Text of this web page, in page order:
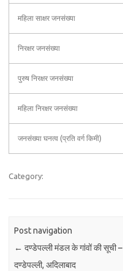
महिला साक्षर जनसंख्या
निरक्षर जनसंख्या
पुरुष निरक्षर जनसंख्या
महिला निरक्षर जनसंख्या
जनसंख्या घनत्व (प्रति वर्ग किमी)
Category:
Post navigation
← दण्डेपल्ली मंडल के गांवों की सूची –
दण्डेपल्ली, अदिलाबाद